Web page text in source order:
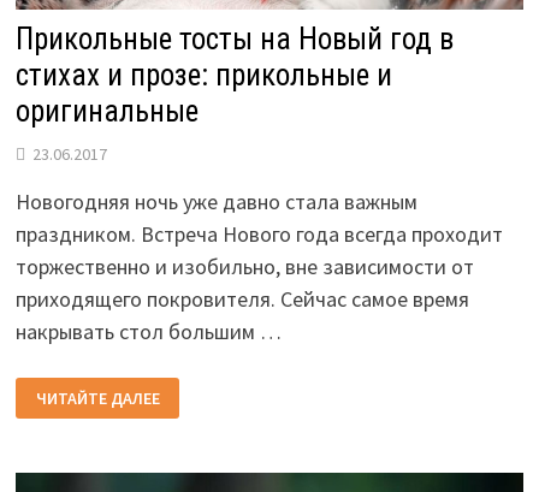
Прикольные тосты на Новый год в
стихах и прозе: прикольные и
оригинальные
23.06.2017
Новогодняя ночь уже давно стала важным
праздником. Встреча Нового года всегда проходит
торжественно и изобильно, вне зависимости от
приходящего покровителя. Сейчас самое время
накрывать стол большим …
ПРИКОЛЬНЫЕ
ТОСТЫ
НА
В
ЧИТАЙТЕ ДАЛЕЕ